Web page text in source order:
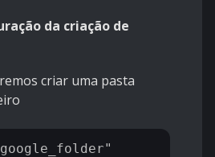
da criação de
criar uma pasta